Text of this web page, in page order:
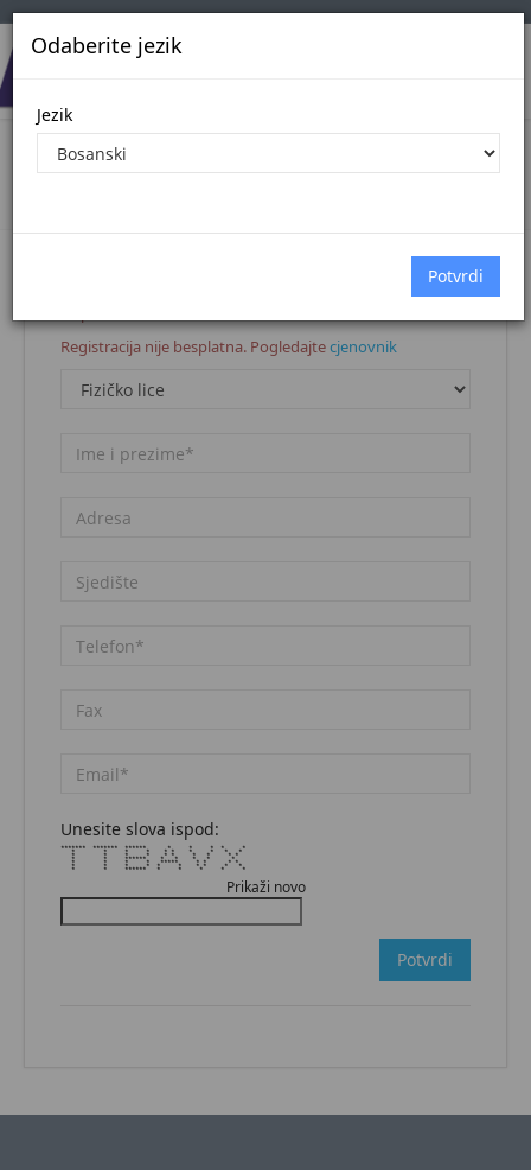
Odaberite jezik
Jezik
Registracija korisnika
Registracija nije besplatna. Pogledajtecjenovnik
Unesite slova ispod:
******* ******* ****** * * * * *
* * * * * * * * * *
* * * * * * * * * *
* * ****** * * * * *
* * * * ***** * * * *
* * * * * * * * * *
* * ****** * * * * *
Prikaži novo
Potvrdi